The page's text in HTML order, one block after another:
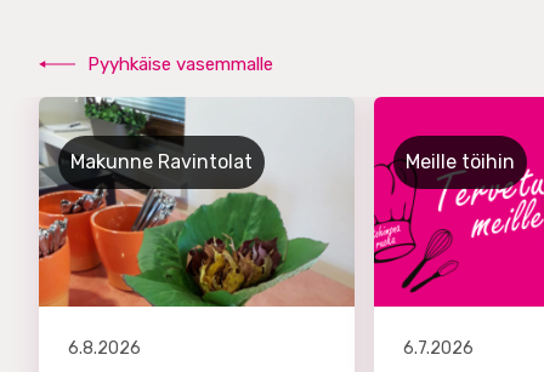
Pyyhkäise vasemmalle
Makunne Ravintolat
6.8.2026
Meille töihin
6.7.2026